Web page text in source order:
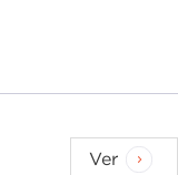
Ver